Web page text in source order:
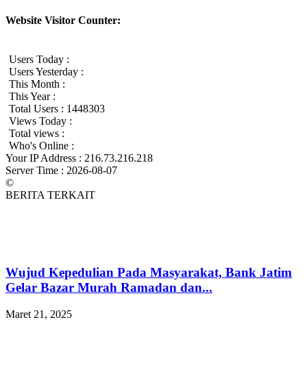
Website Visitor Counter:
Users Today :
Users Yesterday :
This Month :
This Year :
Total Users : 1448303
Views Today :
Total views :
Who's Online :
Your IP Address : 216.73.216.218
Server Time : 2026-08-07
©
BERITA TERKAIT
Wujud Kepedulian Pada Masyarakat, Bank Jatim
Gelar Bazar Murah Ramadan dan...
Maret 21, 2025